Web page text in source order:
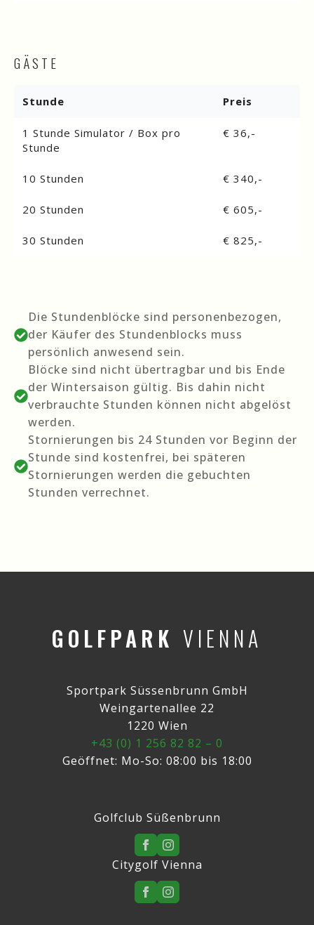
GÄSTE
Stunde Preis
1 Stunde Simulator / Box pro
Stunde
€ 36,-
10 Stunden € 340,-
20 Stunden € 605,-
30 Stunden € 825,-
Die Stundenblöcke sind personenbezogen,
der Käufer des Stundenblocks muss
persönlich anwesend sein.
Blöcke sind nicht übertragbar und bis Ende
der Wintersaison gültig. Bis dahin nicht
verbrauchte Stunden können nicht abgelöst
werden.
Stornierungen bis 24 Stunden vor Beginn der
Stunde sind kostenfrei, bei späteren
Stornierungen werden die gebuchten
Stunden verrechnet.
GOLFPARK VIENNA
Sportpark Süssenbrunn GmbH
Weingartenallee 22
1220 Wien
+43 (0) 1 256 82 82 – 0
Geöffnet: Mo-So: 08:00 bis 18:00
Golfclub Süßenbrunn
Citygolf Vienna